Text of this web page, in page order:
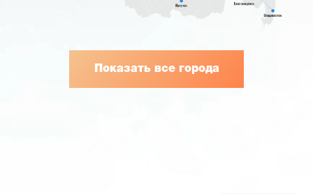
Показать все города